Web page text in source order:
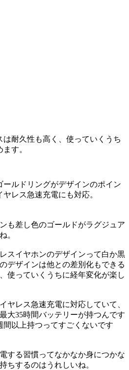
耐久性も高く、使っていくうち
す。
ルドリングがデザインのポイン
ヤレス急速充電にも対応。
も差し色のゴールドがラグジュア
。
イヤホンのデザインって白か黒
デザインは他との差別化もできる
使っていくうちに経年変化が楽し
ヤレス急速充電に対応していて、
大35時間バッテリーが持つんです
間以上持つってすごくないです
する習慣ってなかなか身につかな
ちするのはうれしいね。